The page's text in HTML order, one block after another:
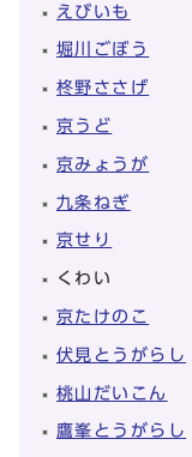
えびいも
堀川ごぼう
柊野ささげ
京うど
京みょうが
九条ねぎ
京せり
くわい
京たけのこ
伏見とうがらし
桃山だいこん
鷹峯とうがらし